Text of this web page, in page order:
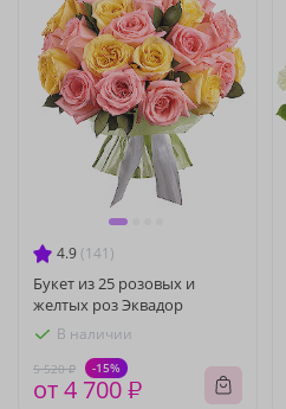
4.9 (141)
Букет из 25 розовых и
желтых роз Эквадор
В наличии
5 520 ₽ -15%
от 4 700 ₽